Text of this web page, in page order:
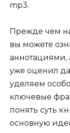
mp3.
Прежде чем
вы можете
аннотациями,
уже оценил
уделяем
ключевые
понять суть
основную